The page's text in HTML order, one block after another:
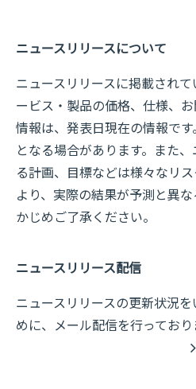
ニュースリリースについて
ニュースリリースに掲載され
ービス・製品の価格、仕様、
情報は、発表日現在の情報で
となる場合があります。また
る計画、目標などは様々なリ
より、実際の結果が予測と異
かじめご了承ください。
ニュースリリース配信
ニュースリリースの更新状況
めに、メール配信を行っており